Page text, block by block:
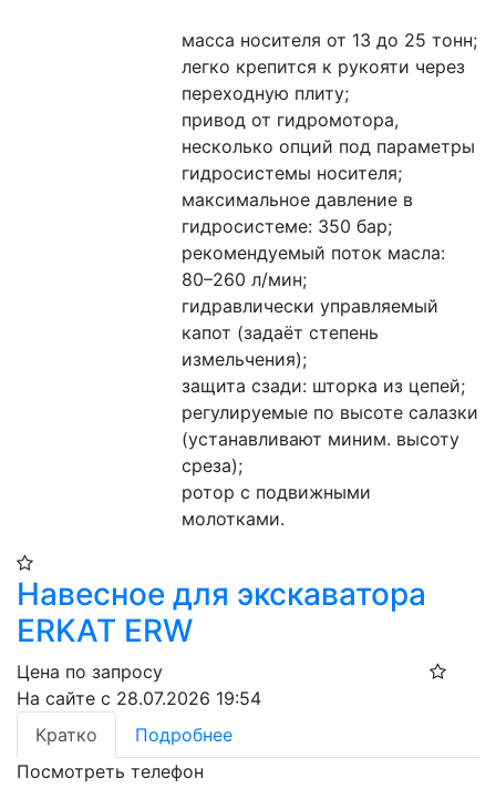
масса носителя от 13 до 25 тонн;
легко крепится к рукояти через
переходную плиту;
привод от гидромотора,
несколько опций под параметры
гидросистемы носителя;
максимальное давление в
гидросистеме: 350 бар;
рекомендуемый поток масла:
80–260 л/мин;
гидравлически управляемый
капот (задаёт степень
измельчения);
защита сзади: шторка из цепей;
регулируемые по высоте салазки
(устанавливают миним. высоту
среза);
ротор с подвижными
молотками.
Навесное для экскаватора
ERKAT ERW
Цена по запросу
На сайте с 28.07.2026 19:54
Кратко
Подробнее
Посмотреть телефон